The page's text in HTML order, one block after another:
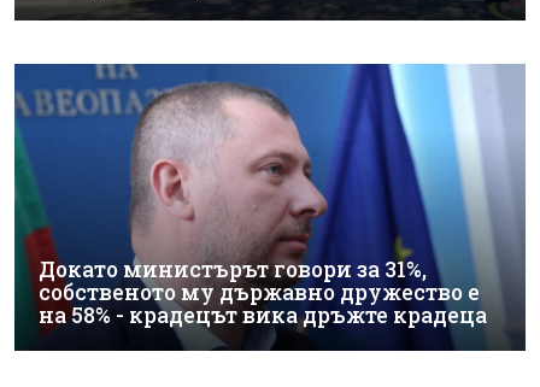
Докато министърът говори за 31%,
собственото му държавно дружество е
на 58% - крадецът вика дръжте крадеца